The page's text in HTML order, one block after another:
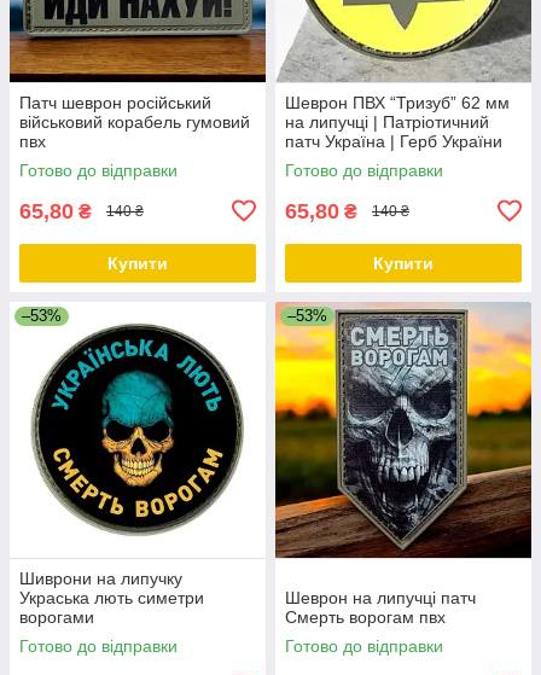
Патч шеврон російський
військовий корабель гумовий
пвх
Готово до відправки
65,80 ₴ 140 ₴
Купити
Шеврон ПВХ “Тризуб” 62 мм
на липучці | Патріотичний
патч Україна | Герб України
Готово до відправки
65,80 ₴ 140 ₴
Купити
–53%
Шиврони на липучку
Украська лють симетри
ворогами
Готово до відправки
–53%
Шеврон на липучці патч
Смерть ворогам пвх
Готово до відправки